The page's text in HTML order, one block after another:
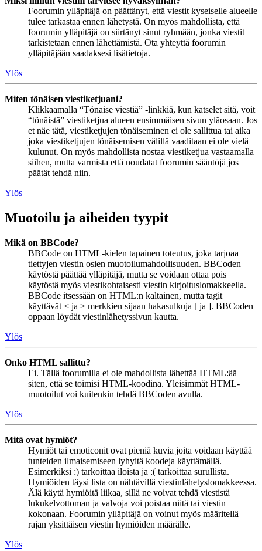
Foorumin ylläpitäjä on päättänyt, että viestit kyseiselle alueelle
tulee tarkastaa ennen lähetystä. On myös mahdollista, että
foorumin ylläpitäjä on siirtänyt sinut ryhmään, jonka viestit
tarkistetaan ennen lähettämistä. Ota yhteyttä foorumin
ylläpitäjään saadaksesi lisätietoja.
Ylös
Miten tönäisen viestiketjuani?
Klikkaamalla “Tönaise viestiä” -linkkiä, kun katselet sitä, voit
“tönäistä” viestiketjua alueen ensimmäisen sivun yläosaan. Jos
et näe tätä, viestiketjujen tönäiseminen ei ole sallittua tai aika
joka viestiketjujen tönäisemisen välillä vaaditaan ei ole vielä
kulunut. On myös mahdollista nostaa viestiketjua vastaamalla
siihen, mutta varmista että noudatat foorumin sääntöjä jos
päätät tehdä niin.
Ylös
Muotoilu ja aiheiden tyypit
Mikä on BBCode?
BBCode on HTML-kielen tapainen toteutus, joka tarjoaa
tiettyjen viestin osien muotoilumahdollisuuden. BBCoden
käytöstä päättää ylläpitäjä, mutta se voidaan ottaa pois
käytöstä myös viestikohtaisesti viestin kirjoituslomakkeella.
BBCode itsessään on HTML:n kaltainen, mutta tagit
käyttävät < ja > merkkien sijaan hakasulkuja [ ja ]. BBCoden
oppaan löydät viestinlähetyssivun kautta.
Ylös
Onko HTML sallittu?
Ei. Tällä foorumilla ei ole mahdollista lähettää HTML:ää
siten, että se toimisi HTML-koodina. Yleisimmät HTML-
muotoilut voi kuitenkin tehdä BBCoden avulla.
Ylös
Mitä ovat hymiöt?
Hymiöt tai emoticonit ovat pieniä kuvia joita voidaan käyttää
tunteiden ilmaisemiseen lyhyitä koodeja käyttämällä.
Esimerkiksi :) tarkoittaa iloista ja :( tarkoittaa surullista.
Hymiöiden täysi lista on nähtävillä viestinlähetyslomakkeessa.
Älä käytä hymiöitä liikaa, sillä ne voivat tehdä viestistä
lukukelvottoman ja valvoja voi poistaa niitä tai viestin
kokonaan. Foorumin ylläpitäjä on voinut myös määritellä
rajan yksittäisen viestin hymiöiden määrälle.
Ylös